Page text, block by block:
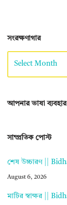
সংরক্ষণাগার
আপনার ভাষা
সাম্প্রতিক পোস্ট
শেষ উচ্চারণ ||
August 6, 2026
মাটির স্বাক্ষর ||